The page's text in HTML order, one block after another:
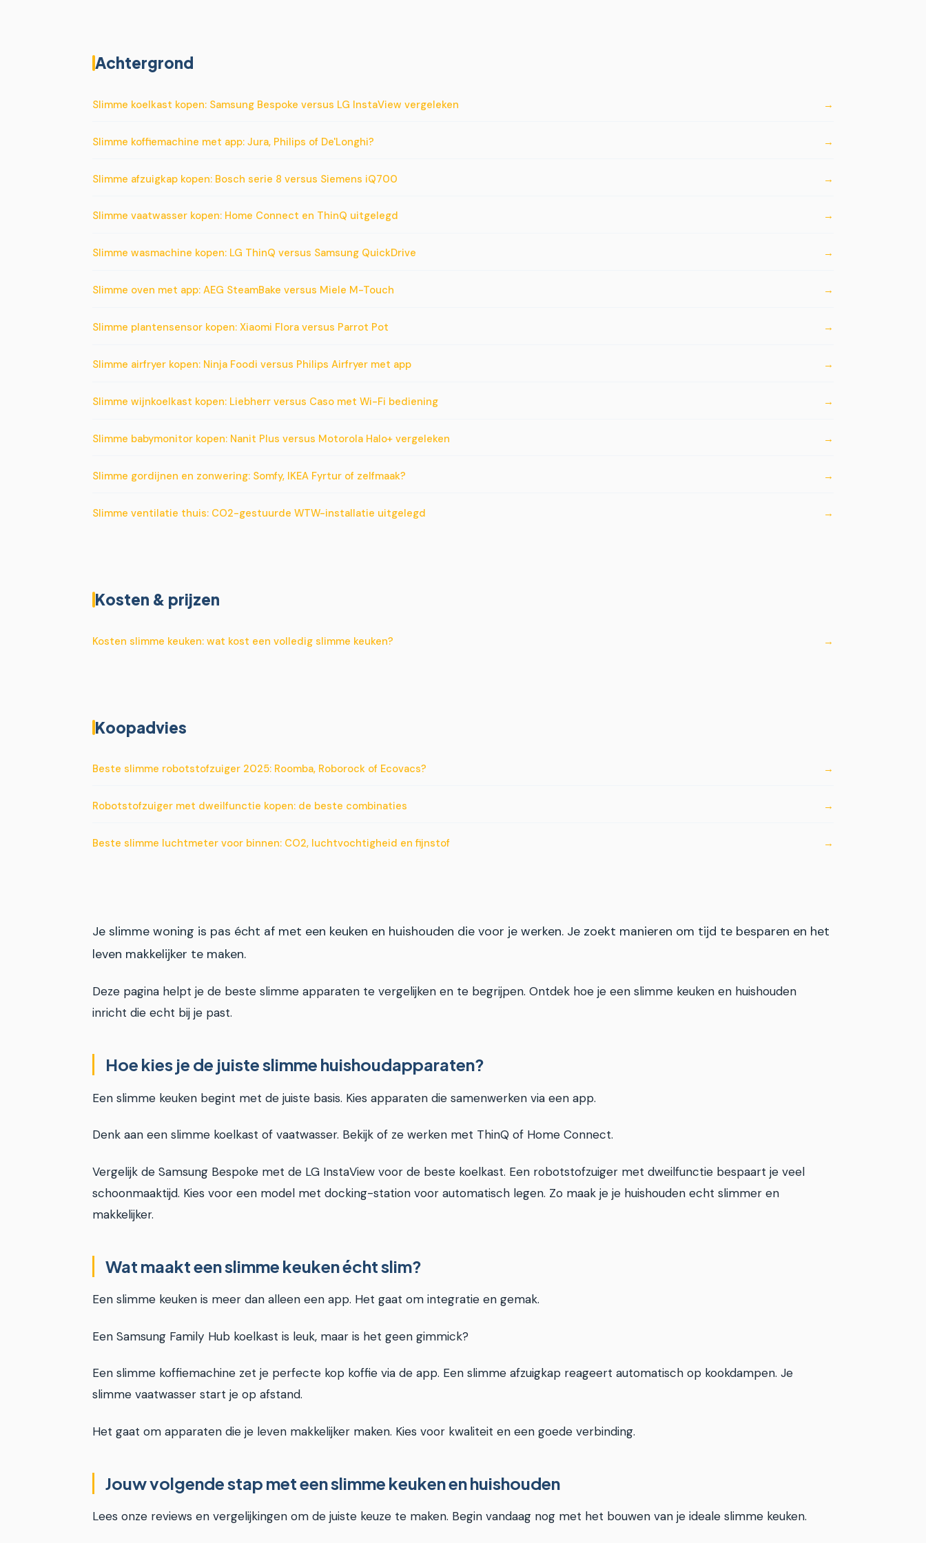
Achtergrond
Slimme koelkast kopen: Samsung Bespoke versus LG InstaView vergeleken
Slimme koffiemachine met app: Jura, Philips of De'Longhi?
Slimme afzuigkap kopen: Bosch serie 8 versus Siemens iQ700
Slimme vaatwasser kopen: Home Connect en ThinQ uitgelegd
Slimme wasmachine kopen: LG ThinQ versus Samsung QuickDrive
Slimme oven met app: AEG SteamBake versus Miele M-Touch
Slimme plantensensor kopen: Xiaomi Flora versus Parrot Pot
Slimme airfryer kopen: Ninja Foodi versus Philips Airfryer met app
Slimme wijnkoelkast kopen: Liebherr versus Caso met Wi-Fi bediening
Slimme babymonitor kopen: Nanit Plus versus Motorola Halo+ vergeleken
Slimme gordijnen en zonwering: Somfy, IKEA Fyrtur of zelfmaak?
Slimme ventilatie thuis: CO2-gestuurde WTW-installatie uitgelegd
Kosten & prijzen
Kosten slimme keuken: wat kost een volledig slimme keuken?
Koopadvies
Beste slimme robotstofzuiger 2025: Roomba, Roborock of Ecovacs?
Robotstofzuiger met dweilfunctie kopen: de beste combinaties
Beste slimme luchtmeter voor binnen: CO2, luchtvochtigheid en fijnstof
Je slimme woning is pas écht af met een keuken en huishouden die voor je werken. Je zoekt manieren om tijd te besparen en het
leven makkelijker te maken.
Deze pagina helpt je de beste slimme apparaten te vergelijken en te begrijpen. Ontdek hoe je een slimme keuken en huishouden
inricht die echt bij je past.
Hoe kies je de juiste slimme huishoudapparaten?
Een slimme keuken begint met de juiste basis. Kies apparaten die samenwerken via een app.
Denk aan een slimme koelkast of vaatwasser. Bekijk of ze werken met ThinQ of Home Connect.
Vergelijk de Samsung Bespoke met de LG InstaView voor de beste koelkast. Een robotstofzuiger met dweilfunctie bespaart je veel
schoonmaaktijd. Kies voor een model met docking-station voor automatisch legen. Zo maak je je huishouden echt slimmer en
makkelijker.
Wat maakt een slimme keuken écht slim?
Een slimme keuken is meer dan alleen een app. Het gaat om integratie en gemak.
Een Samsung Family Hub koelkast is leuk, maar is het geen gimmick?
Een slimme koffiemachine zet je perfecte kop koffie via de app. Een slimme afzuigkap reageert automatisch op kookdampen. Je
slimme vaatwasser start je op afstand.
Het gaat om apparaten die je leven makkelijker maken. Kies voor kwaliteit en een goede verbinding.
Jouw volgende stap met een slimme keuken en huishouden
Lees onze reviews en vergelijkingen om de juiste keuze te maken. Begin vandaag nog met het bouwen van je ideale slimme keuken.